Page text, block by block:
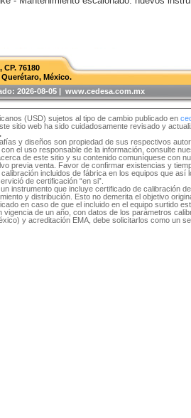
CP. 76180
México.
2026-08-05 | www.cedesa.com.mx
(USD) sujetos al tipo de cambio publicado en
sitio web ha sido cuidadosamente revisado y
y diseños son propiedad de sus respectivos
el uso responsable de la información, consulte
de este sitio y su contenido comuníquese con
previa venta. Favor de confirmar existencias y
incluidos de fábrica en los equipos que
de certificación “en si”.
instrumento que incluye certificado de calibración
y distribución. Esto no demerita el objetivo
en caso de que el incluido en el equipo surtido
vigencia de un año, con datos de los parámetros
y acreditación EMA, debe solicitarlos como un